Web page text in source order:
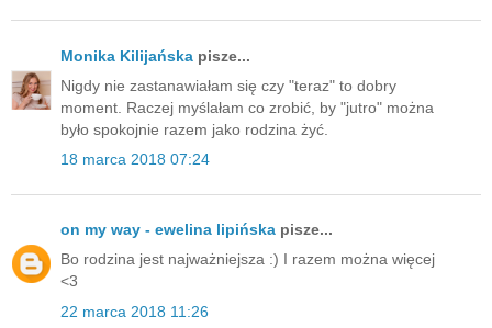
Monika Kilijańska pisze...
Nigdy nie zastanawiałam się czy "teraz" to dobry
moment. Raczej myślałam co zrobić, by "jutro" można
było spokojnie razem jako rodzina żyć.
18 marca 2018 07:24
on my way - ewelina lipińska pisze...
Bo rodzina jest najważniejsza :) I razem można więcej
<3
22 marca 2018 11:26